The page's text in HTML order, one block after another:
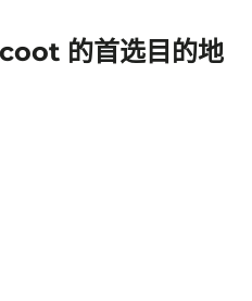
的首选目的地